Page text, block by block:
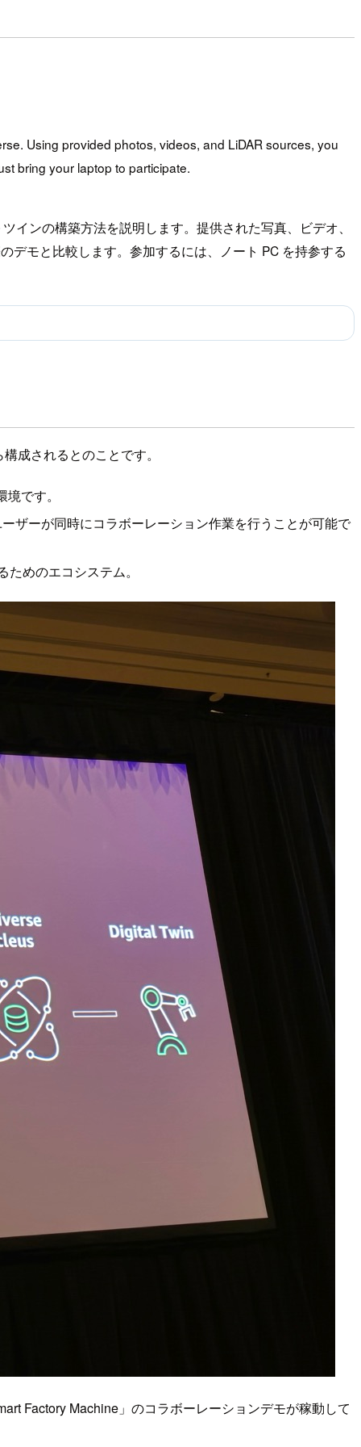
Using provided photos, videos, and LiDAR sources, you
bring your laptop to participate.
インの構築方法を説明します。提供された写真、ビデオ、
デモと比較します。参加するには、ノート PC を持参する
成されるとのことです。
です。
ザーが同時にコラボーレーション作業を行うことが可能で
めのエコシステム。
Factory Machine」のコラボーレーションデモが稼動して